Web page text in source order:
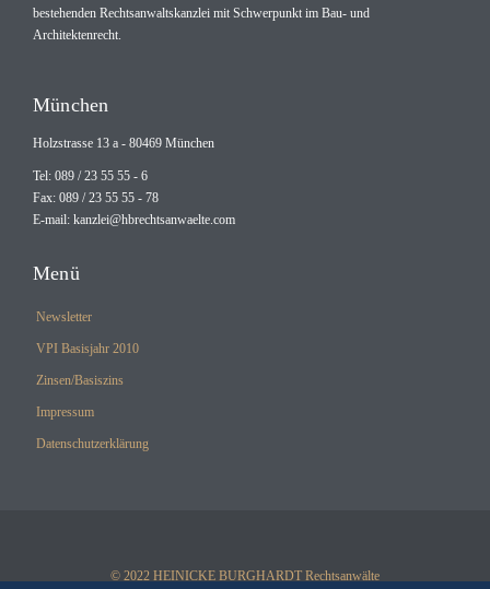
bestehenden Rechtsanwaltskanzlei mit Schwerpunkt im Bau- und
Architektenrecht.
München
Holzstrasse 13 a - 80469 München
Tel: 089 / 23 55 55 - 6
Fax: 089 / 23 55 55 - 78
E-mail: kanzlei@hbrechtsanwaelte.com
Menü
Newsletter
VPI Basisjahr 2010
Zinsen/Basiszins
Impressum
Datenschutzerklärung
© 2022 HEINICKE BURGHARDT Rechtsanwälte